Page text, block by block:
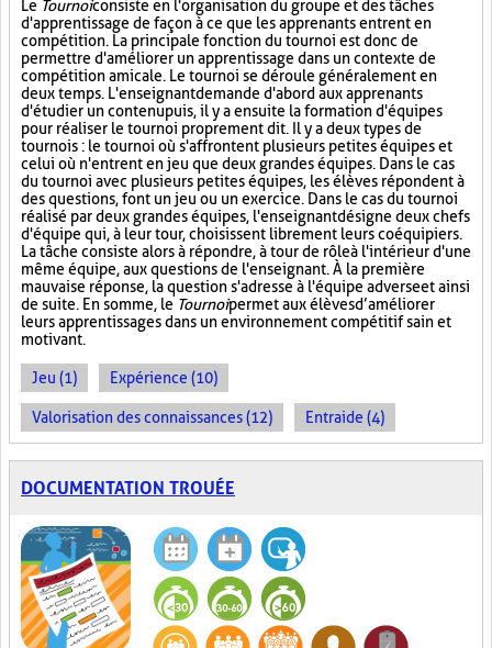
Le Tournoiconsiste en l'organisation du groupe et des tâches
d'apprentissage de façon à ce que les apprenants entrent en
compétition. La principale fonction du tournoi est donc de
permettre d'améliorer un apprentissage dans un contexte de
compétition amicale. Le tournoi se déroule généralement en
deux temps. L'enseignant demande d'abord aux apprenants
d'étudier un contenu puis, il y a ensuite la formation d'équipes
pour réaliser le tournoi proprement dit. Il y a deux types de
tournois : le tournoi où s'affrontent plusieurs petites équipes et
celui où n'entrent en jeu que deux grandes équipes. Dans le cas
du tournoi avec plusieurs petites équipes, les élèves répondent à
des questions, font un jeu ou un exercice. Dans le cas du tournoi
réalisé par deux grandes équipes, l'enseignant désigne deux chefs
d'équipe qui, à leur tour, choisissent librement leurs coéquipiers.
La tâche consiste alors à répondre, à tour de rôle à l'intérieur d'une
même équipe, aux questions de l'enseignant. À la première
mauvaise réponse, la question s'adresse à l'équipe adverse et ainsi
de suite. En somme, le Tournoipermet aux élèves d’améliorer
leurs apprentissages dans un environnement compétitif sain et
motivant.
Jeu (1) Expérience (10)
Valorisation des connaissances (12) Entraide (4)
DOCUMENTATION TROUÉE